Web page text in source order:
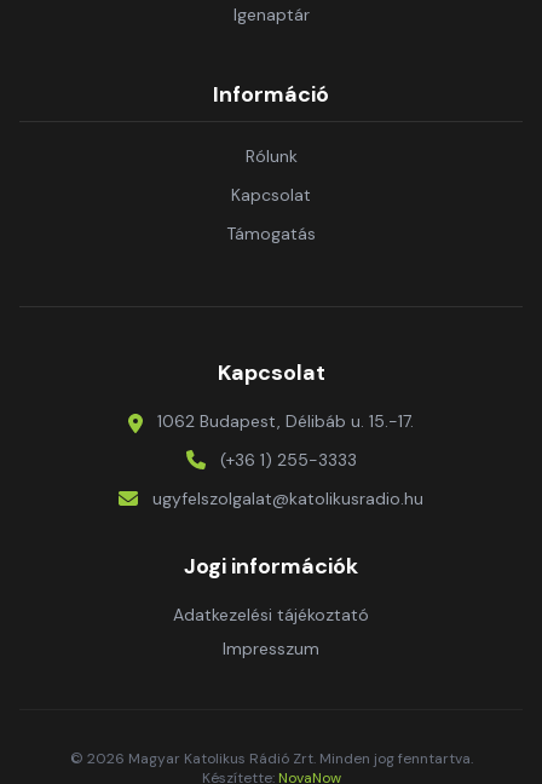
Igenaptár
Információ
Rólunk
Kapcsolat
Támogatás
Kapcsolat
1062 Budapest, Délibáb u. 15.-17.
(+36 1) 255-3333
ugyfelszolgalat@katolikusradio.hu
Jogi információk
Adatkezelési tájékoztató
Impresszum
© 2026 Magyar Katolikus Rádió Zrt. Minden jog fenntartva.
Készítette: NovaNow